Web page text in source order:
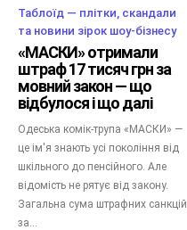
Таблоїд — плітки, скандали
та новини зірок шоу-бізнесу
«МАСКИ» отримали
штраф 17 тисяч грн за
мовний закон — що
відбулося і що далі
Одеська комік-трупа «МАСКИ» —
це ім'я знають усі покоління від
шкільного до пенсійного. Але
відомість не рятує від закону.
Загальна сума штрафних санкцій
за...